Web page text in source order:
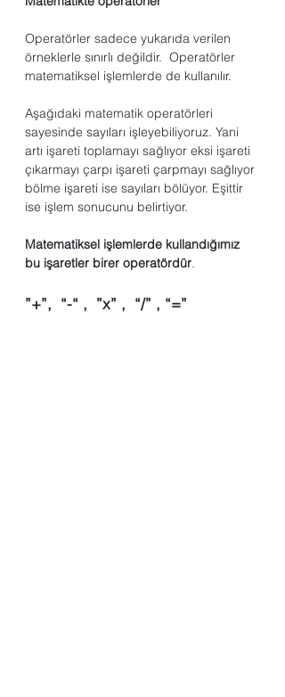
Operatörler sadece yukarıda verilen
örneklerle sınırlı değildir.  Operatörler
matematiksel işlemlerde de kullanılır.
Aşağıdaki matematik operatörleri
sayesinde sayıları işleyebiliyoruz. Yani
artı işareti toplamayı sağlıyor eksi işareti
çıkarmayı çarpı işareti çarpmayı sağlıyor
bölme işareti ise sayıları bölüyor. Eşittir
ise işlem sonucunu belirtiyor.
Matematiksel işlemlerde kullandığımız
bu işaretler birer operatördür.
”+”,  “-“ ,  ”x” ,  “/” , “=”